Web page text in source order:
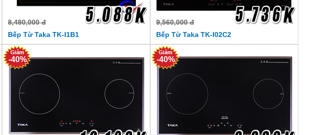
8,480,000 đ
Bếp Từ Taka TK-I1B1
9,560,000 đ
Bếp Từ Taka TK-I02C2
-40% -40%